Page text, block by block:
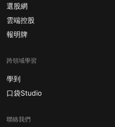
選股網
雲端控股
報明牌
跨領域學習
學到
口袋Studio
聯絡我們